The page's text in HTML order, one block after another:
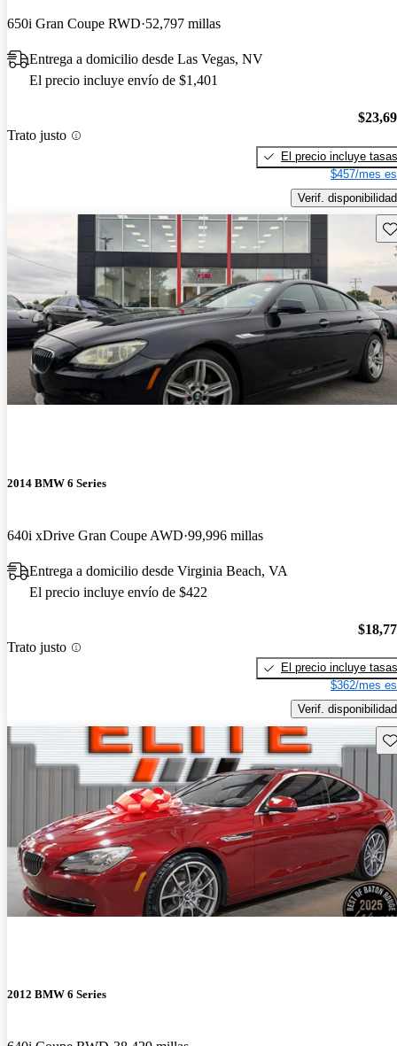
650i Gran Coupe RWD 52,797 millas
Entrega a domicilio desde Las Vegas, NV
El precio incluye envío de $1,401
Trato justo
El precio incluye tasas
$457/mes
Verif. disponibilidad
2014 BMW 6 Series
640i xDrive Gran Coupe AWD 99,996 millas
Entrega a domicilio desde Virginia Beach, VA
El precio incluye envío de $422
Trato justo
El precio incluye tasas
$362/mes
Verif. disponibilidad
2012 BMW 6 Series